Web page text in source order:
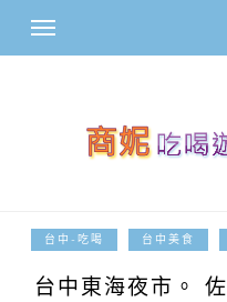
台中-吃喝 台中美食
台中東海夜市。